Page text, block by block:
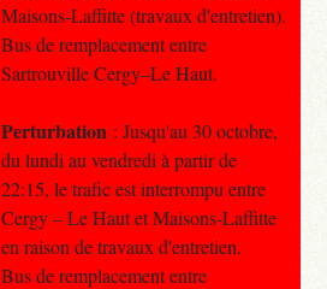
Maisons-Laffitte (travaux d'entretien).
Bus de remplacement entre
Sartrouville Cergy–Le Haut.
Perturbation : Jusqu'au 30 octobre,
du lundi au vendredi à partir de
22:15, le trafic est interrompu entre
Cergy – Le Haut et Maisons-Laffitte
en raison de travaux d'entretien.
Bus de remplacement entre